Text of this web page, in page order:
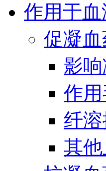
作用于
促凝血
影
作
纤
其